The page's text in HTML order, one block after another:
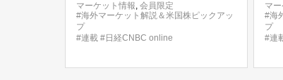
マーケット情報, 会員限定
#海外マーケット解説＆米国株ピックアッ
プ
#連載 #日経CNBC online
マ
#海
プ
#連